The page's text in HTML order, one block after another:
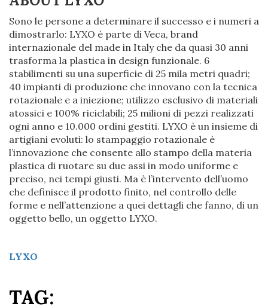
Sono le persone a determinare il successo e i numeri a
dimostrarlo: LYXO è parte di Veca, brand
internazionale del made in Italy che da quasi 30 anni
trasforma la plastica in design funzionale. 6
stabilimenti su una superficie di 25 mila metri quadri;
40 impianti di produzione che innovano con la tecnica
rotazionale e a iniezione; utilizzo esclusivo di materiali
atossici e 100% riciclabili; 25 milioni di pezzi realizzati
ogni anno e 10.000 ordini gestiti. LYXO è un insieme di
artigiani evoluti: lo stampaggio rotazionale è
l’innovazione che consente allo stampo della materia
plastica di ruotare su due assi in modo uniforme e
preciso, nei tempi giusti. Ma è l’intervento dell’uomo
che definisce il prodotto finito, nel controllo delle
forme e nell’attenzione a quei dettagli che fanno, di un
oggetto bello, un oggetto LYXO.
LYXO
TAG: